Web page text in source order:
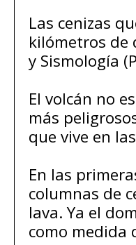
Las cenizas
kilómetros de
y Sismología
El volcán no
más
que vive en
En las
columnas de
lava. Ya el
como medida